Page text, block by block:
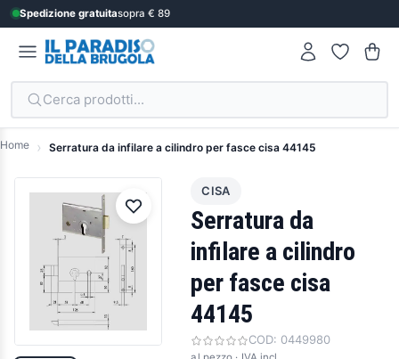
Spedizione gratuitasopra € 89
Cerca prodotti...
Home Serratura da infilare a cilindro per fasce cisa 44145
CISA
Serratura da
infilare a cilindro
per fasce cisa
44145
COD: 0449980